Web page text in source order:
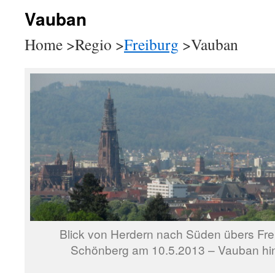
Vauban
Home >Regio >Freiburg >Vauban
Blick von Herdern nach Süden übers
Schönberg am 10.5.2013 – Vauban